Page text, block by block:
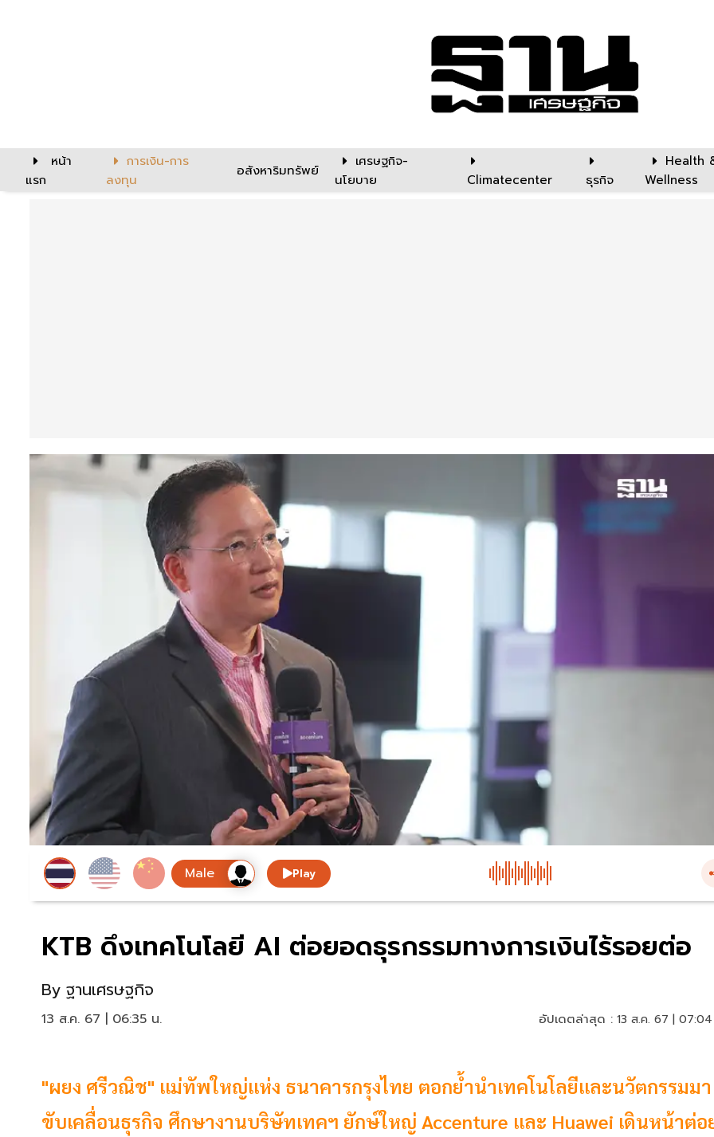
หน้า
แรก
การเงิน-การ
ลงทุน
อสังหาริมทรัพย์
เศรษฐกิจ-
นโยบาย
Climatecenter ธุรกิจ
Health
Wellness
Play
KTB ดึงเทคโนโลยี AI ต่อยอดธุรกรรมทางการเงินไร้รอยต่อ
By ฐานเศรษฐกิจ
13 ส.ค. 67 | 06:35 น. อัปเดตล่าสุด : 13 ส.ค. 67 |
"ผยง ศรีวณิช" แม่ทัพใหญ่แห่ง ธนาคารกรุงไทย ตอกย้ำนำเทคโนโลยีและนวัตกรรมมา
ขับเคลื่อนธุรกิจ ศึกษางานบริษัทเทคฯ ยักษ์ใหญ่ Accenture และ Huawei เดินหน้าต่อ